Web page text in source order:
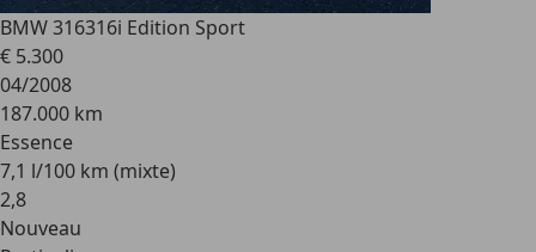
BMW 316316i Edition Sport
€ 5.300
04/2008
187.000 km
Essence
7,1 l/100 km (mixte)
2,8
Nouveau